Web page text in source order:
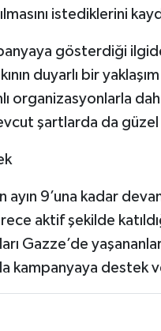
istediklerini
gösterdiği
duyarlı bir
organizasyonlarla
şartlarda da güzel
ayın 9’una kadar
aktif şekilde
Gazze’de
kampanyaya destek